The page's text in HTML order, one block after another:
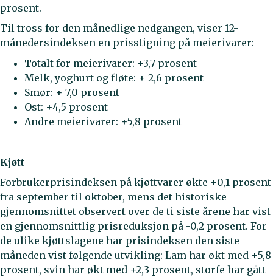
prosent.
Til tross for den månedlige nedgangen, viser 12-
månedersindeksen en prisstigning på meierivarer:
Totalt for meierivarer: +3,7 prosent
Melk, yoghurt og fløte: + 2,6 prosent
Smør: + 7,0 prosent
Ost: +4,5 prosent
Andre meierivarer: +5,8 prosent
Kjøtt
Forbrukerprisindeksen på kjøttvarer økte +0,1 prosent
fra september til oktober, mens det historiske
gjennomsnittet observert over de ti siste årene har vist
en gjennomsnittlig prisreduksjon på -0,2 prosent. For
de ulike kjøttslagene har prisindeksen den siste
måneden vist følgende utvikling: Lam har økt med +5,8
prosent, svin har økt med +2,3 prosent, storfe har gått